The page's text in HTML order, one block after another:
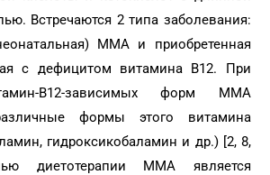
Встречаются 2 типа заболевания:
ММА и приобретенная
с дефицитом витамина В12. При
В12-зависимых форм ММА
формы этого витамина
гидроксикобаламин и др.) [2, 8,
диетотерапии ММА является